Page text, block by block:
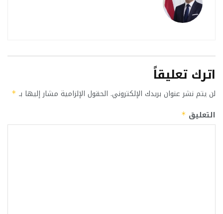
اترك تعليقاً
لن يتم نشر عنوان بريدك الإلكتروني. الحقول الإلزامية مشار إليها بـ *
التعليق *